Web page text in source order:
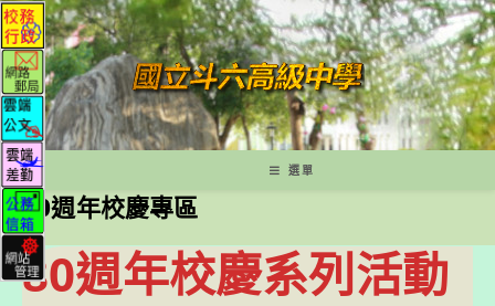
跳
轉
至
主
要
內
容
選單
80週年校慶專區
80週年校慶系列活動